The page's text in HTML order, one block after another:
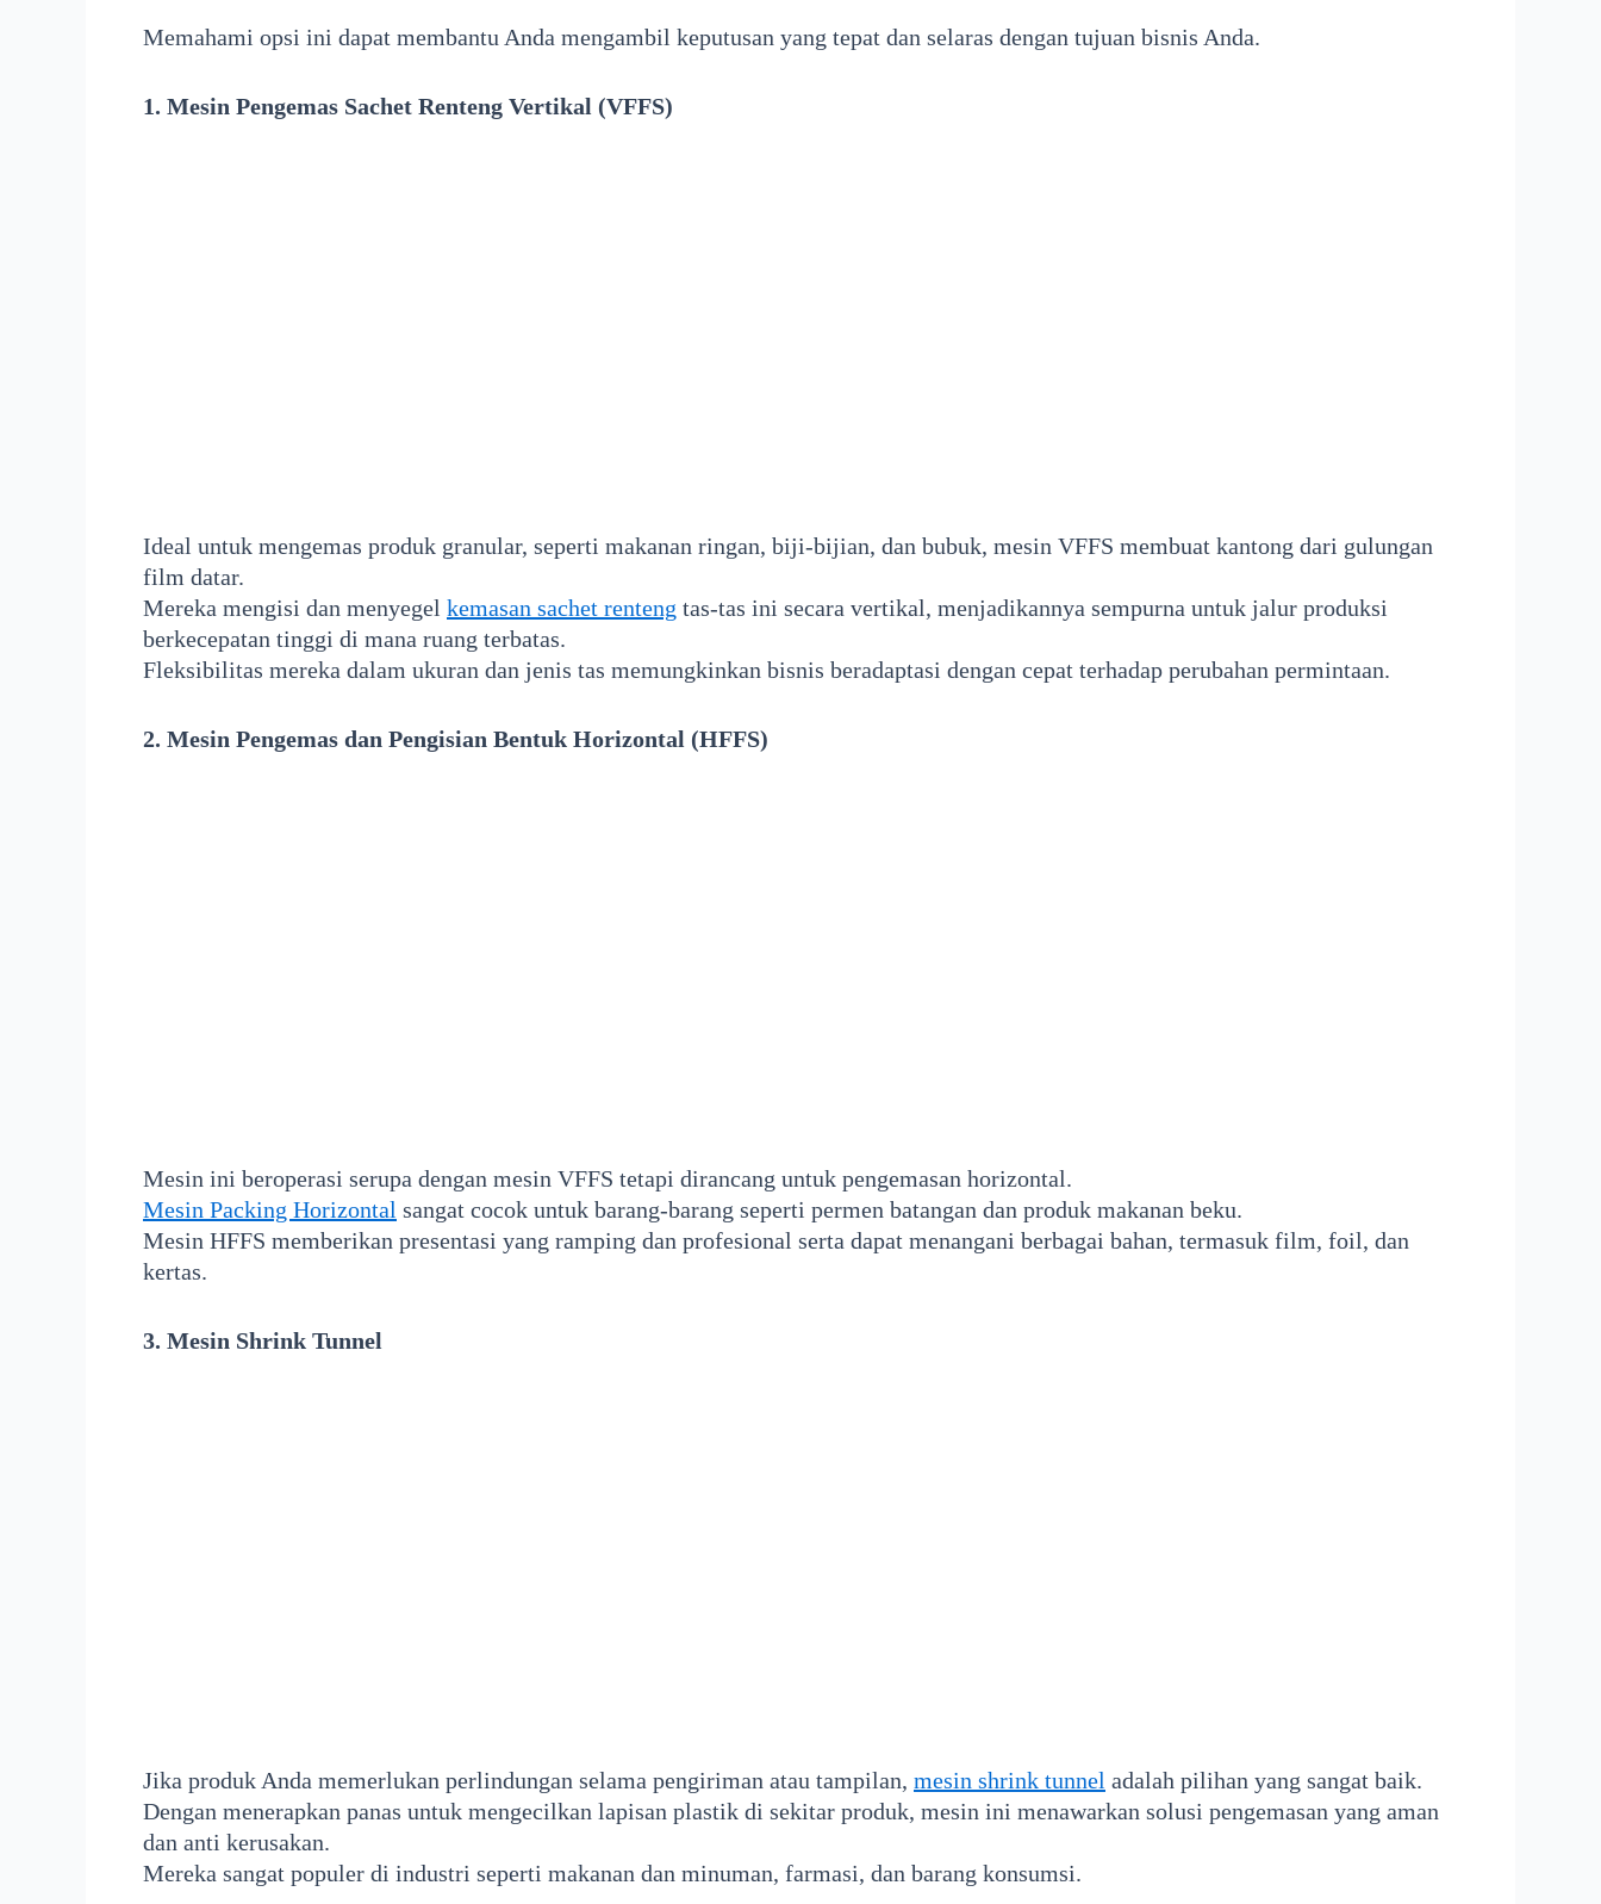
Memahami opsi ini dapat membantu Anda mengambil keputusan yang tepat dan selaras dengan tujuan bisnis Anda.
1. Mesin Pengemas Sachet Renteng Vertikal (VFFS)
Ideal untuk mengemas produk granular, seperti makanan ringan, biji-bijian, dan bubuk, mesin VFFS membuat kantong dari gulungan
film datar.
Mereka mengisi dan menyegel kemasan sachet renteng tas-tas ini secara vertikal, menjadikannya sempurna untuk jalur produksi
berkecepatan tinggi di mana ruang terbatas.
Fleksibilitas mereka dalam ukuran dan jenis tas memungkinkan bisnis beradaptasi dengan cepat terhadap perubahan permintaan.
2. Mesin Pengemas dan Pengisian Bentuk Horizontal (HFFS)
Mesin ini beroperasi serupa dengan mesin VFFS tetapi dirancang untuk pengemasan horizontal.
Mesin Packing Horizontal sangat cocok untuk barang-barang seperti permen batangan dan produk makanan beku.
Mesin HFFS memberikan presentasi yang ramping dan profesional serta dapat menangani berbagai bahan, termasuk film, foil, dan
kertas.
3. Mesin Shrink Tunnel
Jika produk Anda memerlukan perlindungan selama pengiriman atau tampilan, mesin shrink tunnel adalah pilihan yang sangat baik.
Dengan menerapkan panas untuk mengecilkan lapisan plastik di sekitar produk, mesin ini menawarkan solusi pengemasan yang aman
dan anti kerusakan.
Mereka sangat populer di industri seperti makanan dan minuman, farmasi, dan barang konsumsi.